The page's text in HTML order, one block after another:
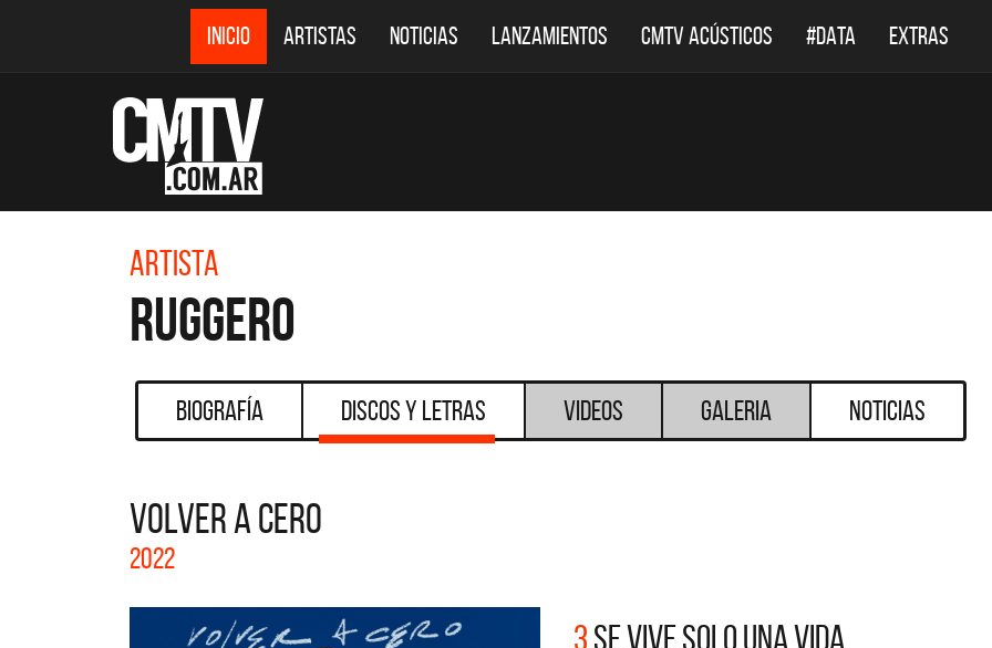
INICIO ARTISTAS NOTICIAS LANZAMIENTOS CMTV ACÚSTICOS #DATA EXTRAS
Artista
Ruggero
Biografía Discos y Letras Videos Galeria Noticias
VOLVER A CERO
2022
3SE VIVE SOLO UNA VIDA
DESTACADOS DESTACADOS